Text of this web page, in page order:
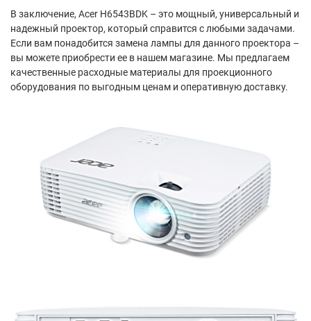
В заключение, Acer H6543BDK – это мощный, универсальный и
надежный проектор, который справится с любыми задачами.
Если вам понадобится замена лампы для данного проектора –
вы можете приобрести ее в нашем магазине. Мы предлагаем
качественные расходные материалы для проекционного
оборудования по выгодным ценам и оперативную доставку.